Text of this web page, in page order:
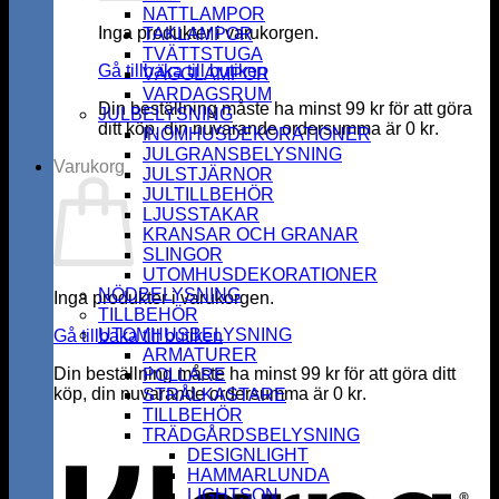
Inga produkter i varukorgen.
Gå tillbaka till butiken
Din beställning måste ha minst99 kr för att göra
ditt köp, din nuvarande ordersumma är 0 kr.
Varukorg
Inga produkter i varukorgen.
Gå tillbaka till butiken
Din beställning måste ha minst99 kr för att göra ditt
köp, din nuvarande ordersumma är 0 kr.
NATTLAMPOR
TAKLAMPOR
TVÄTTSTUGA
VÄGGLAMPOR
VARDAGSRUM
JULBELYSNING
INOMHUSDEKORATIONER
JULGRANSBELYSNING
JULSTJÄRNOR
JULTILLBEHÖR
LJUSSTAKAR
KRANSAR OCH GRANAR
SLINGOR
UTOMHUSDEKORATIONER
NÖDBELYSNING
TILLBEHÖR
UTOMHUSBELYSNING
ARMATURER
POLLARE
STRÅLKASTARE
TILLBEHÖR
TRÄDGÅRDSBELYSNING
DESIGNLIGHT
HAMMARLUNDA
LIGHTSON